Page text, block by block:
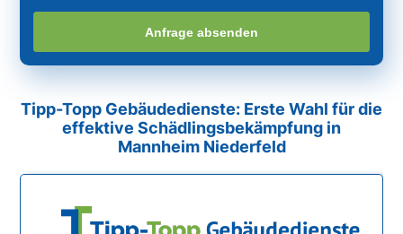
Anfrage absenden
Tipp-Topp Gebäudedienste: Erste Wahl für die
effektive Schädlingsbekämpfung in
Mannheim Niederfeld